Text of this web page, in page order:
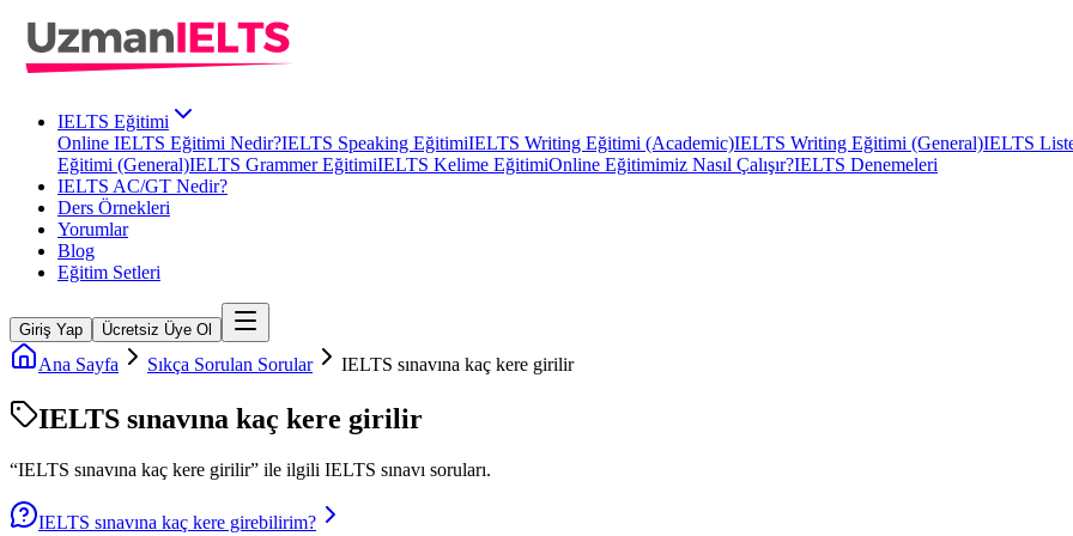
IELTS Eğitimi
Online IELTS Eğitimi Nedir?IELTS Speaking EğitimiIELTS Writing Eğitimi (Academic)IELTS Writing Eğitimi (General)IELTS
Eğitimi (General)IELTS Grammer EğitimiIELTS Kelime EğitimiOnline Eğitimimiz Nasıl Çalışır?IELTS Denemeleri
IELTS AC/GT Nedir?
Ders Örnekleri
Yorumlar
Blog
Eğitim Setleri
Giriş Yap Ücretsiz Üye Ol
Ana Sayfa Sıkça Sorulan Sorular IELTS sınavına kaç kere girilir
IELTS sınavına kaç kere girilir
“IELTS sınavına kaç kere girilir” ile ilgili IELTS sınavı soruları.
IELTS sınavına kaç kere girebilirim?